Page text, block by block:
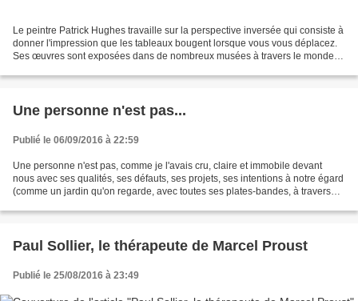
Le peintre Patrick Hughes travaille sur la perspective inversée qui consiste à
donner l'impression que les tableaux bougent lorsque vous vous déplacez.
Ses œuvres sont exposées dans de nombreux musées à travers le monde.
Une personne n'est pas...
Publié le 06/09/2016 à 22:59
Une personne n'est pas, comme je l'avais cru, claire et immobile devant
nous avec ses qualités, ses défauts, ses projets, ses intentions à notre égard
(comme un jardin qu'on regarde, avec toutes ses plates-bandes, à travers
Paul Sollier, le thérapeute de Marcel Proust
Publié le 25/08/2016 à 23:49